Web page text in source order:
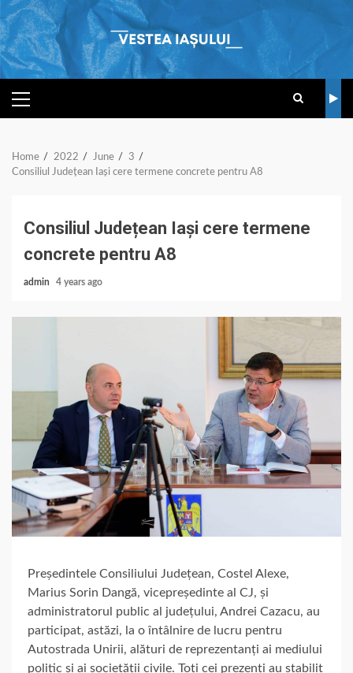
Skip
to
content
PRIMARY
MENU
Home 2022 June
3
Consiliul Județean Iași cere termene concrete pentru A8
Consiliul Județean Iași cere termene
concrete pentru A8
admin 4 years ago
Președintele Consiliului Județean, Costel Alexe,
Marius Sorin Dangă, vicepreședinte al CJ, și
administratorul public al județului, Andrei Cazacu, au
participat, astăzi, la o întâlnire de lucru pentru
Autostrada Unirii, alături de reprezentanți ai mediului
politic și ai societății civile. Toți cei prezenți au stabilit